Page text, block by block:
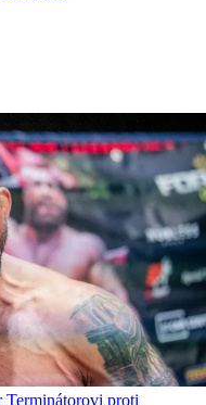
Terminátorovi proti